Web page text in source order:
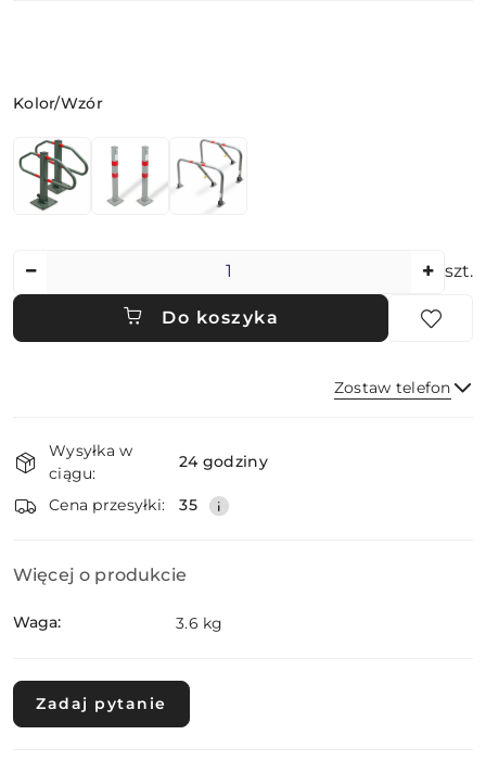
Wariant
Kolor/Wzór
szt.
Do koszyka
Zostaw telefon
i
dostawa
Wysyłka w
ciągu:
24 godziny
Cena przesyłki: 35
Więcej o produkcie
Waga: 3.6 kg
Zadaj pytanie